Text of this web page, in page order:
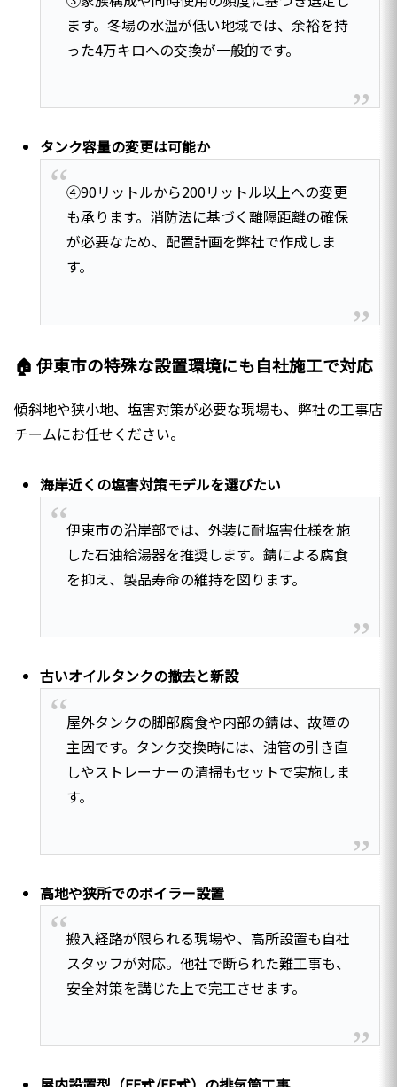
ます。冬場の水温が低い地域では、余裕を持
った4万キロへの交換が一般的です。
タンク容量の変更は可能か
④90リットルから200リットル以上への変更
も承ります。消防法に基づく離隔距離の確保
が必要なため、配置計画を弊社で作成しま
す。
🏠 伊東市の特殊な設置環境にも自社施工で対応
傾斜地や狭小地、塩害対策が必要な現場も、弊社の工事店
チームにお任せください。
海岸近くの塩害対策モデルを選びたい
伊東市の沿岸部では、外装に耐塩害仕様を施
した石油給湯器を推奨します。錆による腐食
を抑え、製品寿命の維持を図ります。
古いオイルタンクの撤去と新設
屋外タンクの脚部腐食や内部の錆は、故障の
主因です。タンク交換時には、油管の引き直
しやストレーナーの清掃もセットで実施しま
す。
高地や狭所でのボイラー設置
搬入経路が限られる現場や、高所設置も自社
スタッフが対応。他社で断られた難工事も、
安全対策を講じた上で完工させます。